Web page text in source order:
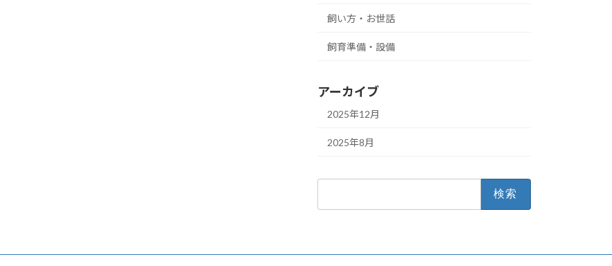
飼い方・お世話
飼育準備・設備
アーカイブ
2025年12月
2025年8月